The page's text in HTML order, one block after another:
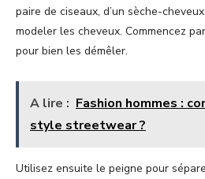
paire de ciseaux, d’un sèche-
modeler les cheveux. Commencez
pour bien les démêler.
A lire : Fashion hommes :
style streetwear ?
Utilisez ensuite le peigne pour